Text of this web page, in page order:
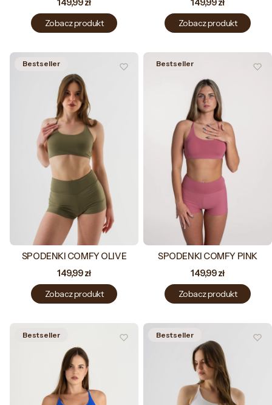
Zobacz produkt
Zobacz produkt
Bestseller
SPODENKI COMFY OLIVE
Cena
149,99 zł
Zobacz produkt
Bestseller
SPODENKI COMFY PINK
Cena
149,99 zł
Zobacz produkt
Bestseller Bestseller